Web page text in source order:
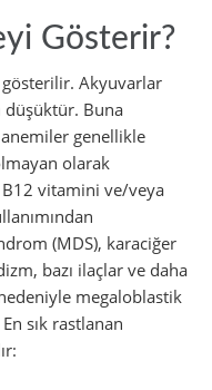
Gösterir?
Akyuvarlar
Buna
genellikle
olarak
B12 vitamini ve/veya
(MDS), karaciğer
bazı ilaçlar ve daha
megaloblastik
sık rastlanan